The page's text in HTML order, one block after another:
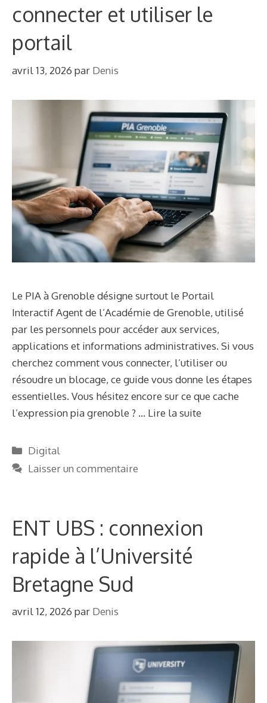
connecter et utiliser le
portail
avril 13, 2026 par Denis
Le PIA à Grenoble désigne surtout le Portail
Interactif Agent de l’Académie de Grenoble, utilisé
par les personnels pour accéder aux services,
applications et informations administratives. Si vous
cherchez comment vous connecter, l’utiliser ou
résoudre un blocage, ce guide vous donne les étapes
essentielles. Vous hésitez encore sur ce que cache
l’expression pia grenoble ? … Lire la suite
Catégories
Digital
Laisser un commentaire
ENT UBS : connexion
rapide à l’Université
Bretagne Sud
avril 12, 2026 par Denis